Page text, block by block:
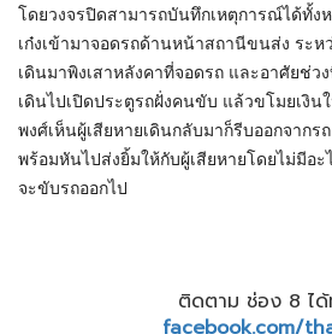
โดยวงจรปิดสามารถบันทึกเหตุการณ์ได้ทั้ง
เก๋งเข้ามาจอดรถด้านหน้าสถานีขนส่ง ระ
เดินมาพิงเสาหลังคาที่จอดรถ และอาศัยช่ว
เดินไปเปิดประตูรถฝั่งคนขับ แล้วขโมยเงิน
พงศ์เห็นผู้เสียหายเดินกลับมาก็รีบออกจาก
พร้อมหันไปส่งยิ้มให้กับผู้เสียหายโดยไม่มีอะ
จะขับรถออกไป
ติดตาม ช่อง 8 ได้